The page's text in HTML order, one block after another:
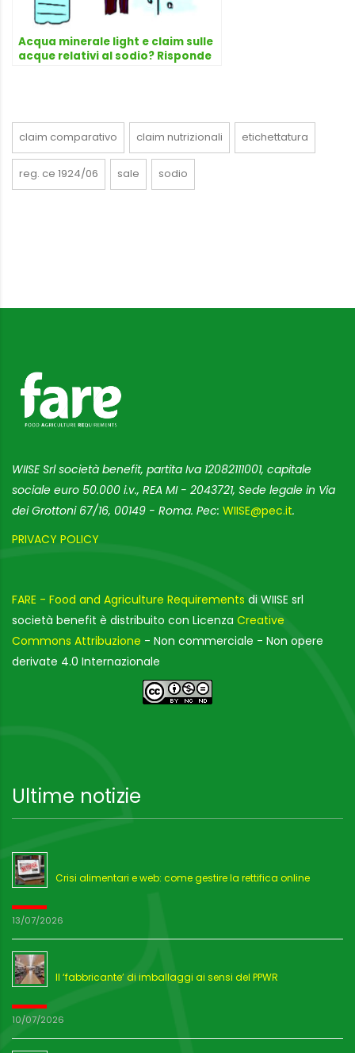
Acqua minerale light e claim sulle
acque relativi al sodio? Risponde
claim comparativo claim nutrizionali etichettatura
reg. ce 1924/06 sale sodio
WIISE Srl società benefit, partita Iva 12082111001, capitale
sociale euro 50.000 i.v., REA MI - 2043721, Sede legale in Via
dei Grottoni 67/16, 00149 - Roma. Pec: WIISE@pec.it.
PRIVACY POLICY
FARE - Food and Agriculture Requirements di WIISE srl
società benefit è distribuito con Licenza Creative
Commons Attribuzione - Non commerciale - Non opere
derivate 4.0 Internazionale
Ultime notizie
Crisi alimentari e web: come gestire la rettifica online
13/07/2026
Il ‘fabbricante’ di imballaggi ai sensi del PPWR
10/07/2026